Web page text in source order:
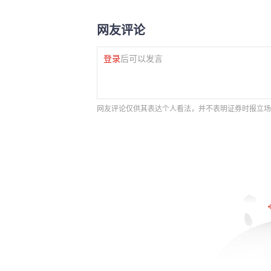
网友评论
登录后可以发言
网友评论仅供其表达个人看法，并不表明证券时报立场